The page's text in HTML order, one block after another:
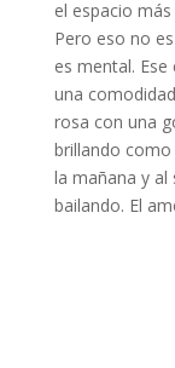
el espacio
Pero eso no
es mental.
una
rosa con una
brillando como
la mañana y al
bailando. El